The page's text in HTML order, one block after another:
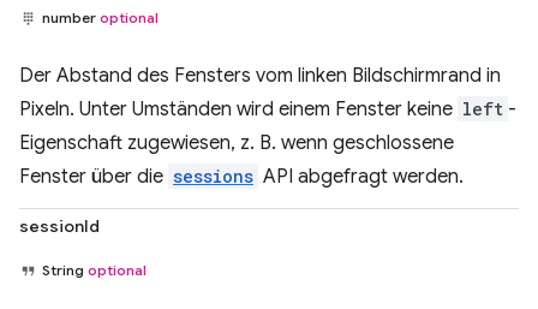
number optional
Der Abstand des Fensters vom linken Bildschirmrand in
Pixeln. Unter Umständen wird einem Fenster keine left -
Eigenschaft zugewiesen, z. B. wenn geschlossene
Fenster über die sessions API abgefragt werden.
sessionId
String optional